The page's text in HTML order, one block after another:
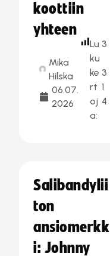
koottiin
yhteen
Mika
Hilska
06.07.
2026
Lu
ku
ke
rt
oj
a:
3
3
1
4
Salibandylii
ton
ansiomerkk
i: Johnny